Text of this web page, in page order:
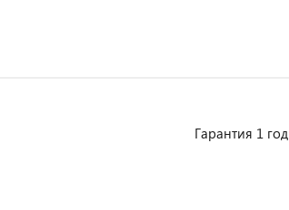
Гарантия 1 год